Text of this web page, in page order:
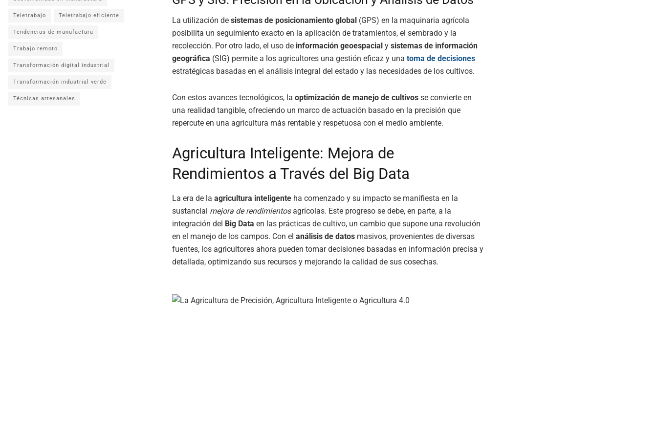
La utilización de sistemas de posicionamiento global (GPS) en la maquinaria agrícola
posibilita un seguimiento exacto en la aplicación de tratamientos, el sembrado y la
recolección. Por otro lado, el uso de información geoespacial y sistemas de información
geográfica (SIG) permite a los agricultores una gestión eficaz y una toma de decisiones
estratégicas basadas en el análisis integral del estado y las necesidades de los cultivos.
Con estos avances tecnológicos, la optimización de manejo de cultivos se convierte en
una realidad tangible, ofreciendo un marco de actuación basado en la precisión que
repercute en una agricultura más rentable y respetuosa con el medio ambiente.
Agricultura Inteligente: Mejora de
Rendimientos a Través del Big Data
La era de la agricultura inteligente ha comenzado y su impacto se manifiesta en la
sustancial mejora de rendimientosagrícolas. Este progreso se debe, en parte, a la
integración del Big Data en las prácticas de cultivo, un cambio que supone una revolución
en el manejo de los campos. Con el análisis de datos masivos, provenientes de diversas
fuentes, los agricultores ahora pueden tomar decisiones basadas en información precisa y
detallada, optimizando sus recursos y mejorando la calidad de sus cosechas.
Teletrabajo Teletrabajo eficiente
Tendencias de manufactura
Trabajo remoto
Transformación digital industrial
Transformación industrial verde
Técnicas artesanales